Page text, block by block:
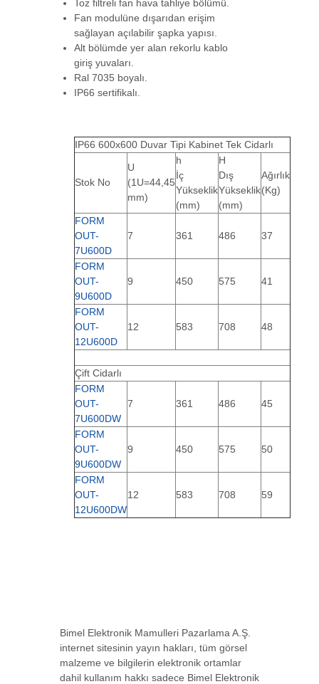
Toz filtreli fan hava tahliye bölümü.
Fan modulüne dışarıdan erişim
sağlayan açılabilir şapka yapısı.
Alt bölümde yer alan rekorlu kablo
giriş yuvaları.
Ral 7035 boyalı.
IP66 sertifikalı.
IP66 600x600 Duvar Tipi Kabinet Tek Cidarlı
Stok No
U
(1U=44,45
mm)
h
İç
Yükseklik
(mm)
H
Dış
Yükseklik
(mm)
Ağırlık
(Kg)
FORM
OUT-
7U600D
7 361 486 37
FORM
OUT-
9U600D
9 450 575 41
FORM
OUT-
12U600D
12 583 708 48
Çift Cidarlı
FORM
OUT-
7U600DW
7 361 486 45
FORM
OUT-
9U600DW
9 450 575 50
FORM
OUT-
12U600DW
12 583 708 59
Bimel Elektronik Mamulleri Pazarlama A.Ş.
internet sitesinin yayın hakları, tüm görsel
malzeme ve bilgilerin elektronik ortamlar
dahil kullanım hakkı sadece Bimel Elektronik